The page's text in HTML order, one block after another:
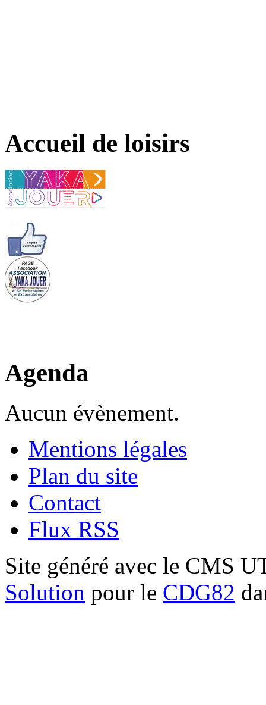
Accueil de loisirs
Agenda
Aucun évènement.
Mentions légales
Plan du site
Contact
Flux RSS
Site généré avec le CMS
Solution pour le CDG82